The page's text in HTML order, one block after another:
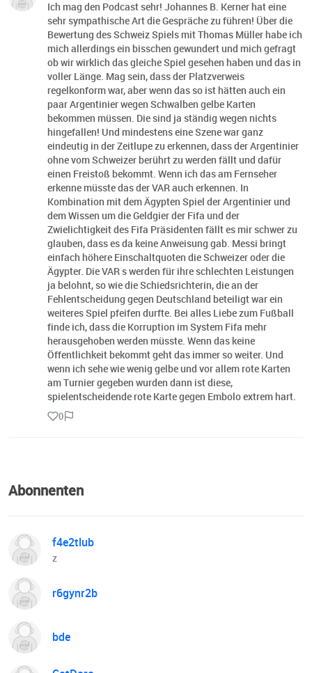
Ich mag den Podcast sehr! Johannes B. Kerner hat eine
sehr sympathische Art die Gespräche zu führen! Über die
Bewertung des Schweiz Spiels mit Thomas Müller habe ich
mich allerdings ein bisschen gewundert und mich gefragt
ob wir wirklich das gleiche Spiel gesehen haben und das in
voller Länge. Mag sein, dass der Platzverweis
regelkonform war, aber wenn das so ist hätten auch ein
paar Argentinier wegen Schwalben gelbe Karten
bekommen müssen. Die sind ja ständig wegen nichts
hingefallen! Und mindestens eine Szene war ganz
eindeutig in der Zeitlupe zu erkennen, dass der Argentinier
ohne vom Schweizer berührt zu werden fällt und dafür
einen Freistoß bekommt. Wenn ich das am Fernseher
erkenne müsste das der VAR auch erkennen. In
Kombination mit dem Ägypten Spiel der Argentinier und
dem Wissen um die Geldgier der Fifa und der
Zwielichtigkeit des Fifa Präsidenten fällt es mir schwer zu
glauben, dass es da keine Anweisung gab. Messi bringt
einfach höhere Einschaltquoten die Schweizer oder die
Ägypter. Die VAR s werden für ihre schlechten Leistungen
ja belohnt, so wie die Schiedsrichterin, die an der
Fehlentscheidung gegen Deutschland beteiligt war ein
weiteres Spiel pfeifen durfte. Bei alles Liebe zum Fußball
finde ich, dass die Korruption im System Fifa mehr
herausgehoben werden müsste. Wenn das keine
Öffentlichkeit bekommt geht das immer so weiter. Und
wenn ich sehe wie wenig gelbe und vor allem rote Karten
am Turnier gegeben wurden dann ist diese,
spielentscheidende rote Karte gegen Embolo extrem hart.
0
Abonnenten
f4e2tlub
z
r6gynr2b
bde